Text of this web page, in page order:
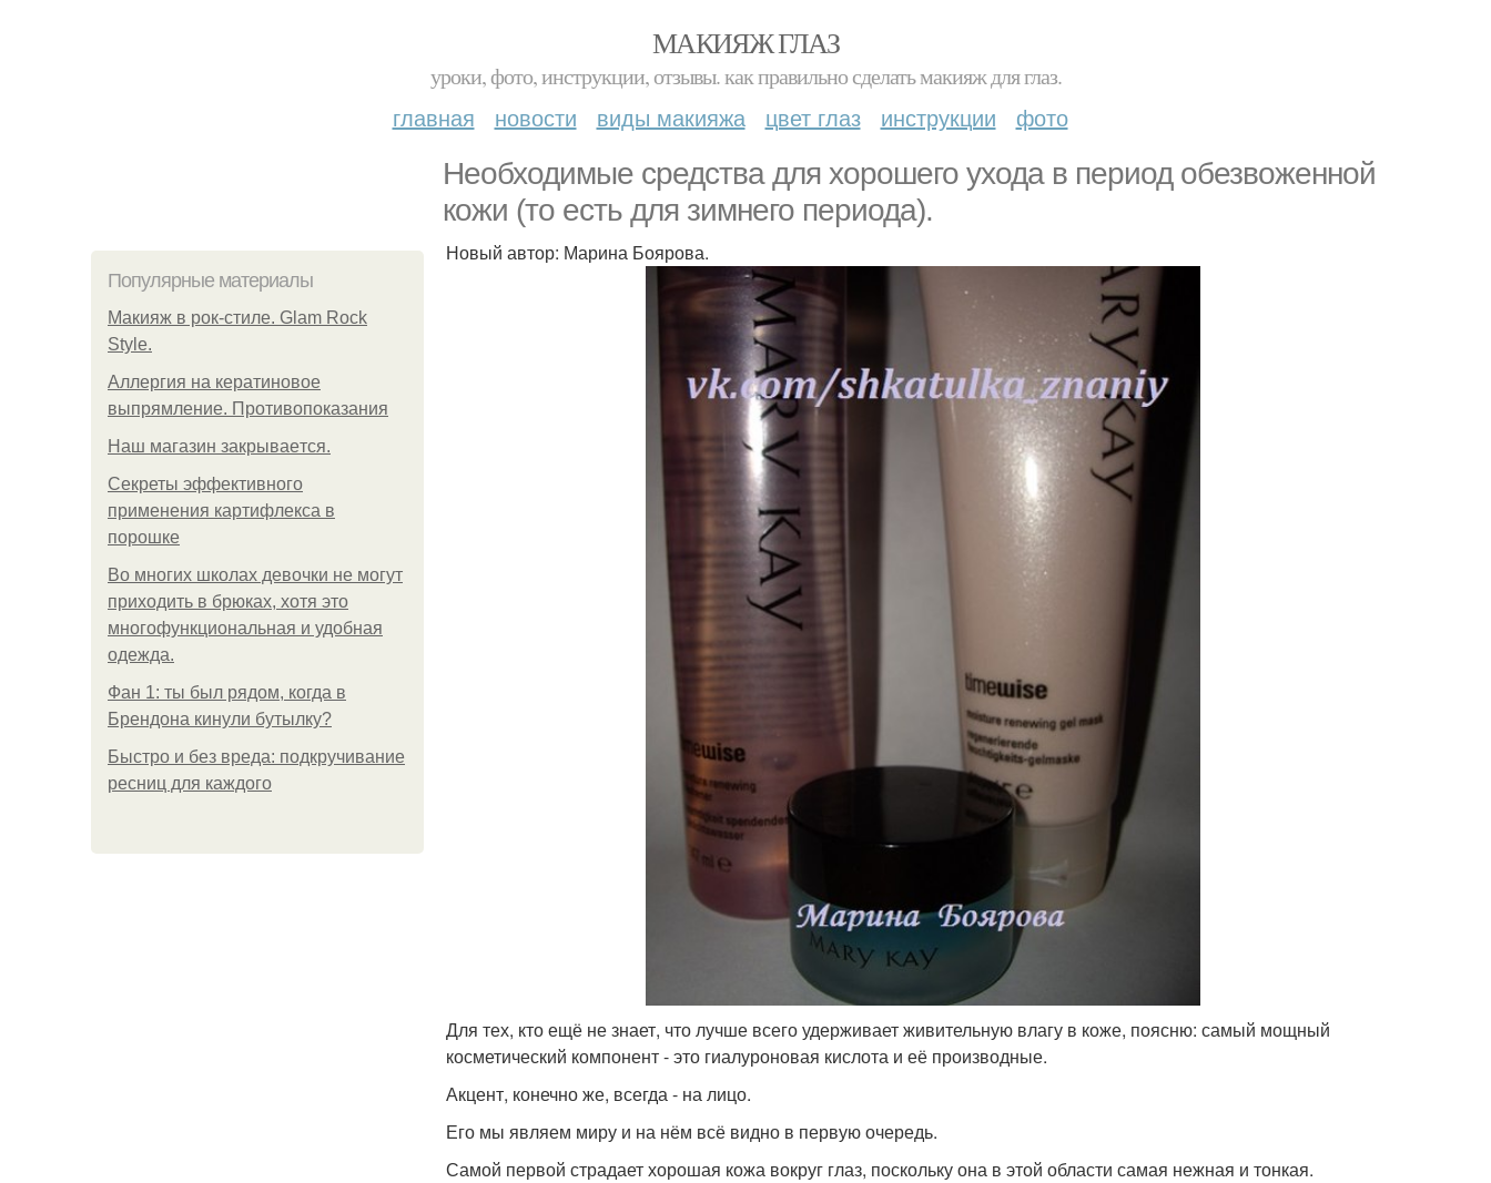
МАКИЯЖ ГЛАЗ
уроки, фото, инструкции, отзывы. как правильно сделать макияж для глаз.
главная новости виды макияжа цвет глаз инструкции фото
Необходимые средства для хорошего ухода в период обезвоженной
кожи (то есть для зимнего периода).
Популярные материалы
Макияж в рок-стиле. Glam Rock
Style.
Аллергия на кератиновое
выпрямление. Противопоказания
Нaш магaзин зaкрывaeтся.
Секреты эффективного
применения картифлекса в
порошке
Во многих школах девочки не могут
приходить в брюках, хотя это
многофункциональная и удобная
одежда.
Фан 1: ты был рядом, когда в
Брендона кинули бутылку?
Быстро и без вреда: подкручивание
ресниц для каждого
Новый автор: Марина Боярова.
Для тех, кто ещё не знает, что лучше всего удерживает живительную влагу в коже, поясню: самый мощный
косметический компонент - это гиалуроновая кислота и её производные.
Акцент, конечно же, всегда - на лицо.
Его мы являем миру и на нём всё видно в первую очередь.
Самой первой страдает хорошая кожа вокруг глаз, поскольку она в этой области самая нежная и тонкая.